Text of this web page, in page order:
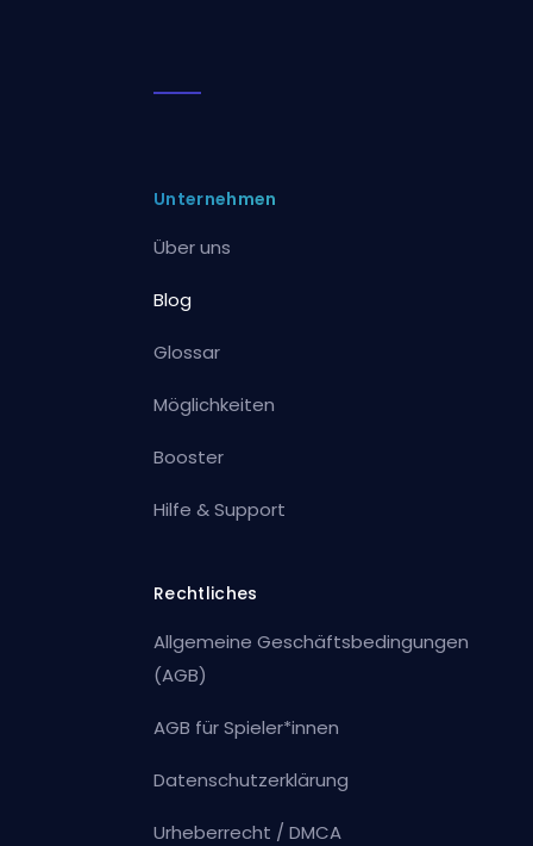
Unternehmen
Über uns
Blog
Glossar
Möglichkeiten
Booster
Hilfe & Support
Rechtliches
Allgemeine Geschäftsbedingungen
(AGB)
AGB für Spieler*innen
Datenschutzerklärung
Urheberrecht / DMCA